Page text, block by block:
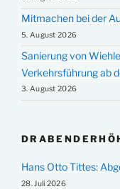
Mitmachen bei der
5. August 2026
Sanierung von
Verkehrsführung ab
3. August 2026
Hans Otto Tittes:
28. Juli 2026